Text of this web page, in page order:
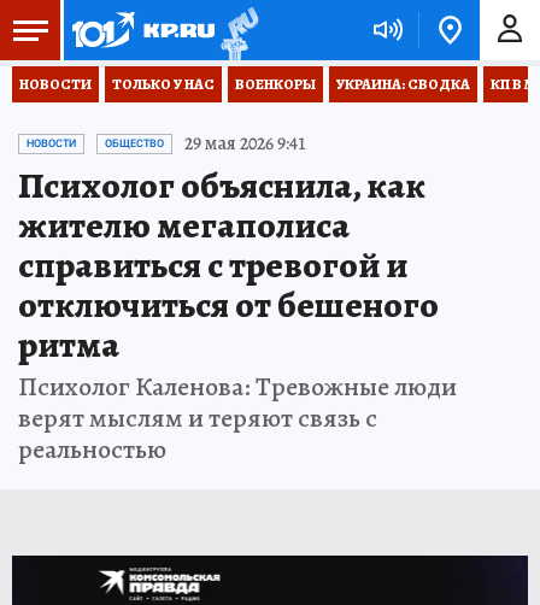
НОВОСТИ ТОЛЬКО У НАС ВОЕНКОРЫ УКРАИНА: СВОДКА КП В
НОВОСТИ ОБЩЕСТВО 29 мая 2026 9:41
Психолог объяснила, как
жителю мегаполиса
справиться с тревогой и
отключиться от бешеного
ритма
Психолог Каленова: Тревожные люди
верят мыслям и теряют связь с
реальностью